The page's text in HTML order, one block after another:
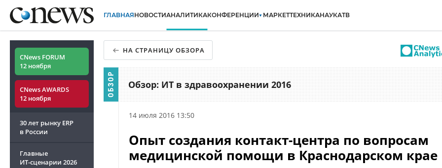
ГЛАВНАЯНОВОСТИАНАЛИТИКАКОНФЕРЕНЦИИ МАРКЕТТЕХНИКАНАУКАТВ
CNews FORUM
12 ноября
CNews AWARDS
12 ноября
30 лет рынку ERP
в России
Главные
ИТ-сценарии 2026
НА СТРАНИЦУ ОБЗОРА
Обзор: ИТ в здравоохранении 2016
14 июля 2016 13:50
Опыт создания контакт-центра по вопросам
медицинской помощи в Краснодарском крае